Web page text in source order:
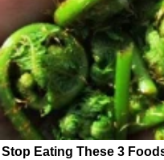
Stop Eating These 3